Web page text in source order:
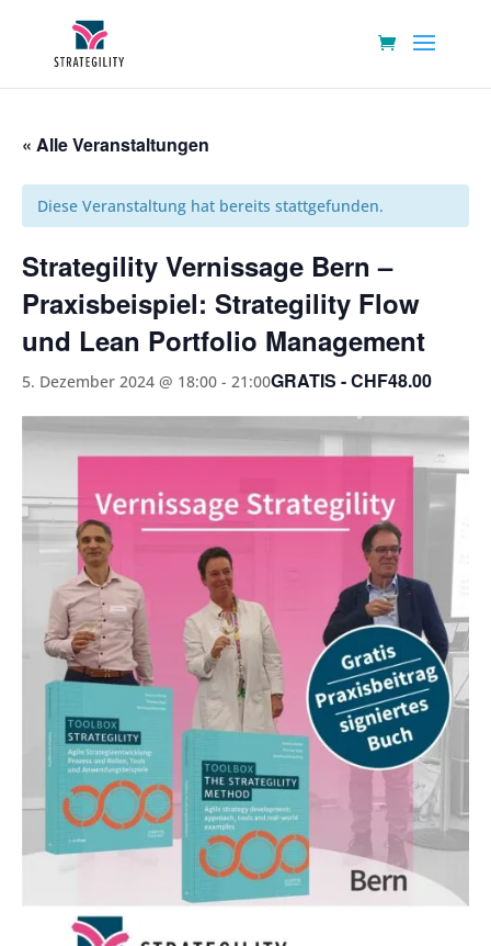
« Alle Veranstaltungen
Diese Veranstaltung hat bereits stattgefunden.
Strategility Vernissage Bern –
Praxisbeispiel: Strategility Flow
und Lean Portfolio Management
5. Dezember 2024 @ 18:00 - 21:00GRATIS - CHF48.00